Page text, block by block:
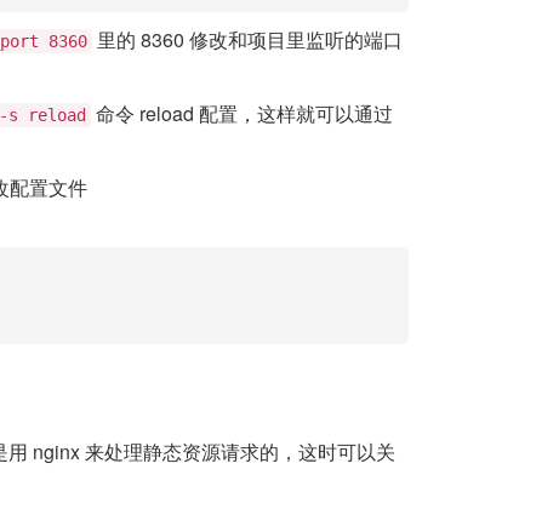
8360 里的 8360 修改和项目里监听的端口
s reload
命令 reload 配置，这样就可以通过
配置文件
nginx 来处理静态资源请求的，这时可以关